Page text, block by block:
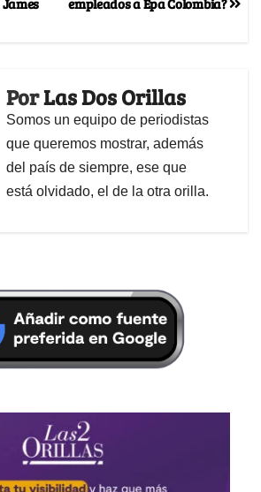
PorLas Dos Orillas
Somos un equipo de periodistas
que queremos mostrar, además
del país de siempre, ese que
está olvidado, el de la otra orilla.